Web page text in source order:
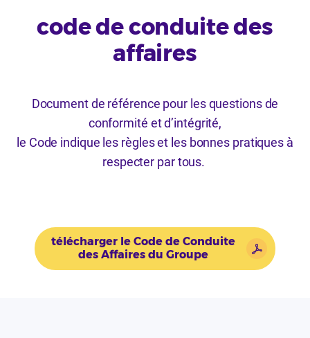
code de conduite des
affaires
Document de référence pour les questions de
conformité et d’intégrité,
le Code indique les règles et les bonnes pratiques à
respecter par tous.
télécharger le Code de Conduite
des Affaires du Groupe